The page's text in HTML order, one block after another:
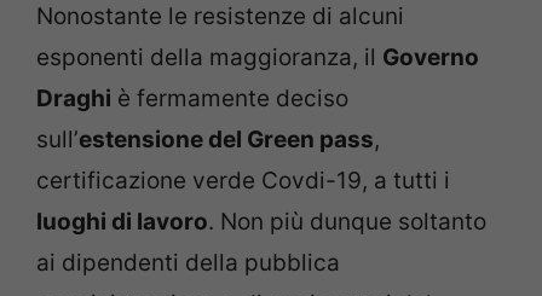
Nonostante le resistenze di alcuni
esponenti della maggioranza, il Governo
Draghi è fermamente deciso
sull’estensione del Green pass,
certificazione verde Covdi-19, a tutti i
luoghi di lavoro. Non più dunque soltanto
ai dipendenti della pubblica